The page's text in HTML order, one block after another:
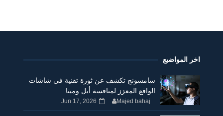
اخر المواضيع
سامسونج تكشف عن ثورة تقنية في شاشات
الواقع المعزز لمنافسة أبل وميتا
Majed bahaj
Jun 17, 2026